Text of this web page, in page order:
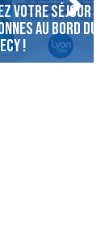
votre séjour
au bord du
!